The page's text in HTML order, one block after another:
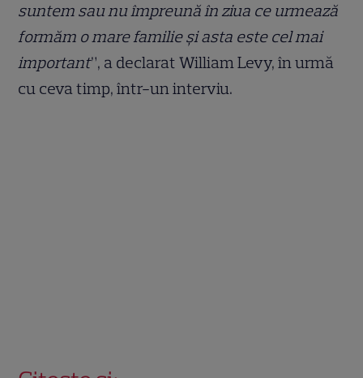
suntem sau nu împreună în ziua ce urmează
formăm o mare familie și asta este cel mai
important”, a declarat William Levy, în urmă
cu ceva timp, într-un interviu.